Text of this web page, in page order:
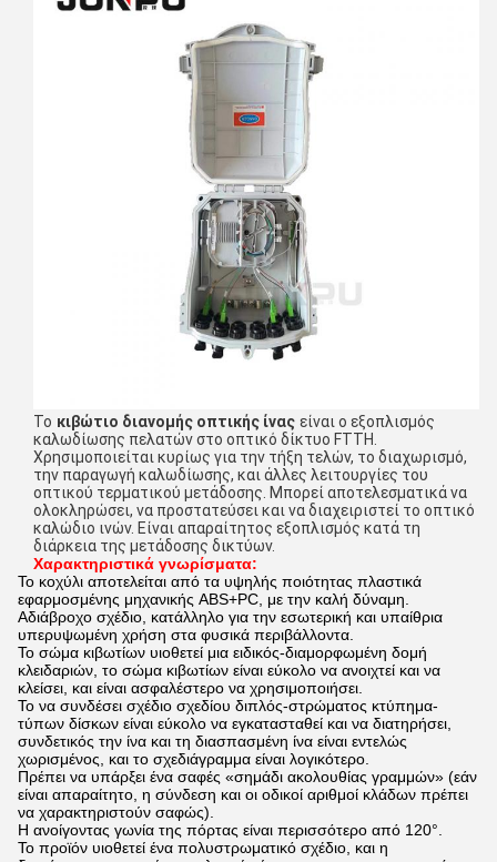
Το κιβώτιο διανομής οπτικής ίνας είναι ο εξοπλισμός
καλωδίωσης πελατών στο οπτικό δίκτυο FTTH.
Χρησιμοποιείται κυρίως για την τήξη τελών, το διαχωρισμό,
την παραγωγή καλωδίωσης, και άλλες λειτουργίες του
οπτικού τερματικού μετάδοσης. Μπορεί αποτελεσματικά να
ολοκληρώσει, να προστατεύσει και να διαχειριστεί το οπτικό
καλώδιο ινών. Είναι απαραίτητος εξοπλισμός κατά τη
διάρκεια της μετάδοσης δικτύων.
Χαρακτηριστικά γνωρίσματα:
Το κοχύλι αποτελείται από τα υψηλής ποιότητας πλαστικά
εφαρμοσμένης μηχανικής ABS+PC, με την καλή δύναμη.
Αδιάβροχο σχέδιο, κατάλληλο για την εσωτερική και υπαίθρια
υπερυψωμένη χρήση στα φυσικά περιβάλλοντα.
Το σώμα κιβωτίων υιοθετεί μια ειδικός-διαμορφωμένη δομή
κλειδαριών, το σώμα κιβωτίων είναι εύκολο να ανοιχτεί και να
κλείσει, και είναι ασφαλέστερο να χρησιμοποιήσει.
Το να συνδέσει σχέδιο σχεδίου διπλός-στρώματος κτύπημα-
τύπων δίσκων είναι εύκολο να εγκατασταθεί και να διατηρήσει,
συνδετικός την ίνα και τη διασπασμένη ίνα είναι εντελώς
χωρισμένος, και το σχεδιάγραμμα είναι λογικότερο.
Πρέπει να υπάρξει ένα σαφές «σημάδι ακολουθίας γραμμών» (εάν
είναι απαραίτητο, η σύνδεση και οι οδικοί αριθμοί κλάδων πρέπει
να χαρακτηριστούν σαφώς).
Η ανοίγοντας γωνία της πόρτας είναι περισσότερο από 120°.
Το προϊόν υιοθετεί ένα πολυστρωματικό σχέδιο, και η